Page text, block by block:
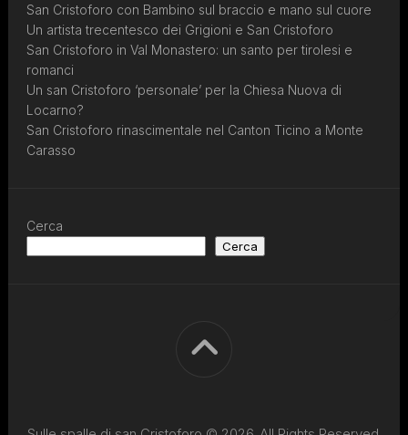
San Cristoforo con Bambino sul braccio e mano sul cuore
Un artista trecentesco dei Grigioni e San Cristoforo
San Cristoforo in Val Monastero: un santo per tirolesi e
romanci
Un san Cristoforo ‘personale’ per la Chiesa Nuova di
Locarno?
San Cristoforo rinascimentale nel Canton Ticino a Monte
Carasso
Cerca
Cerca